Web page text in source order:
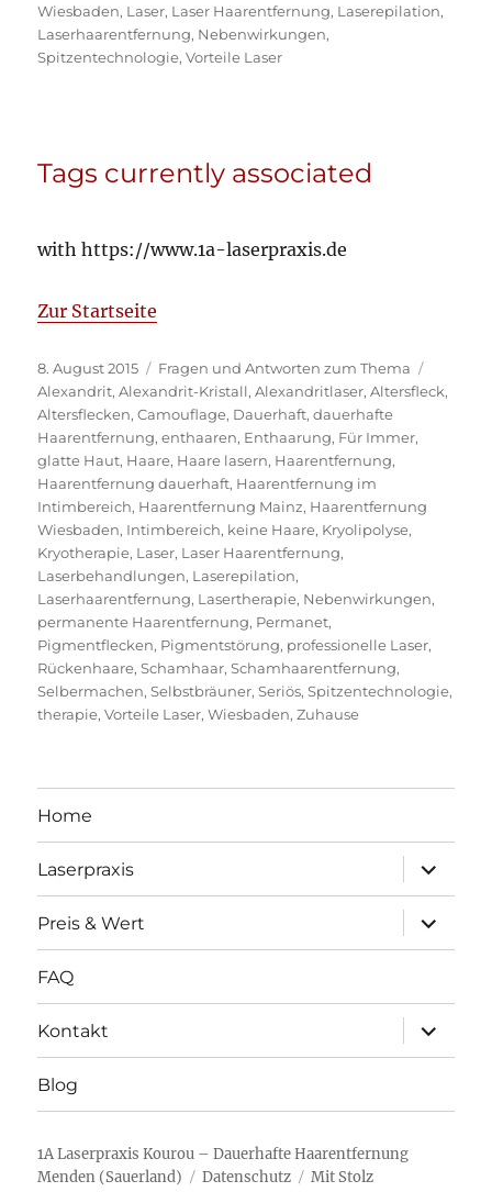
Wiesbaden, Laser, Laser Haarentfernung, Laserepilation,
Laserhaarentfernung, Nebenwirkungen,
Spitzentechnologie,Vorteile Laser
Tags currently associated
with https://www.1a-laserpraxis.de
Zur Startseite
Veröffentlicht
am
8. August 2015 Kategorien
Fragen und Antworten zum Thema
Alexandrit,Alexandrit-Kristall,Alexandritlaser,Altersfleck,
Altersflecken,Camouflage, Dauerhaft,dauerhafte
Haarentfernung,enthaaren, Enthaarung, Für Immer,
glatte Haut, Haare, Haare lasern, Haarentfernung,
Haarentfernung dauerhaft, Haarentfernung im
Intimbereich, Haarentfernung Mainz, Haarentfernung
Wiesbaden, Intimbereich, keine Haare, Kryolipolyse,
Kryotherapie, Laser, Laser Haarentfernung,
Laserbehandlungen, Laserepilation,
Laserhaarentfernung, Lasertherapie, Nebenwirkungen,
permanente Haarentfernung, Permanet,
Pigmentflecken, Pigmentstörung, professionelle Laser,
Rückenhaare,Schamhaar,Schamhaarentfernung,
Selbermachen,Selbstbräuner,Seriös,Spitzentechnologie,
therapie,Vorteile Laser,Wiesbaden,Zuhause
Home
Laserpraxis
öffnen
Preis & Wert
öffnen
FAQ
Kontakt
öffnen
Blog
1A Laserpraxis Kourou – Dauerhafte Haarentfernung
Menden (Sauerland)
Datenschutz
Mit Stolz